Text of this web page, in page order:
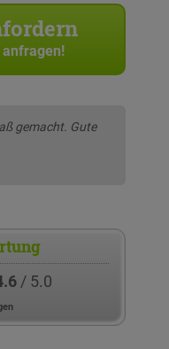
gemacht. Gute
/ 5.0